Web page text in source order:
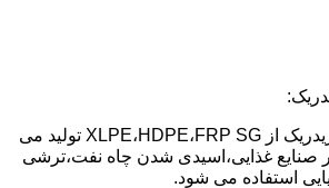
مخازن ذخیره اسید کلریدریک از XLPE،HDPE،FRP SG تولید می
صنایع غذایی،اسیدی شدن چاه نفت،ترشی
استفاده می شود.